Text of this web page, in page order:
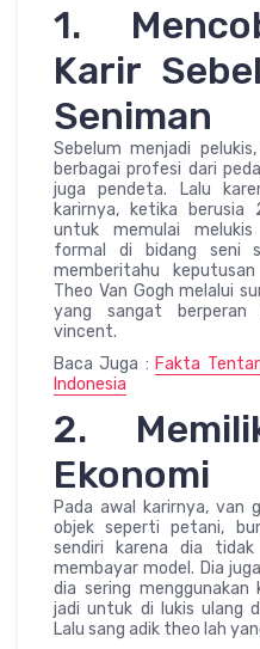
1.
Karir
Seniman
Sebelum menjadi
berbagai profesi dari
juga pendeta. Lalu
karirnya, ketika
untuk memulai
formal di bidang seni
memberitahu
Theo Van Gogh melalui
yang sangat berperan
vincent.
Baca Juga : Fakta
Indonesia
2.
Ekonomi
Pada awal karirnya, van
objek seperti petani,
sendiri karena dia
membayar model. Dia
dia sering menggunakan
jadi untuk di lukis ulang
Lalu sang adik theo lah